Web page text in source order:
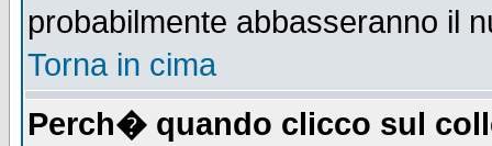
probabilmente abbasseranno il
Torna in cima
Perch� quando clicco sul